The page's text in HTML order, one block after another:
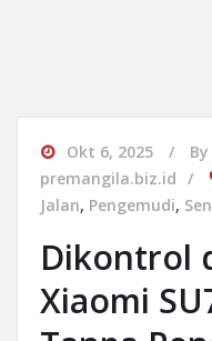
Okt 6, 2025 By
premangila.biz.id
Jalan, Pengemudi,
Dikontrol
Xiaomi